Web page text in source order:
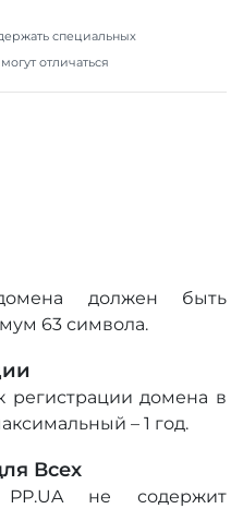
специальных
отличаться
должен быть
63 символа.
домена в
– 1 год.
Всех
не содержит